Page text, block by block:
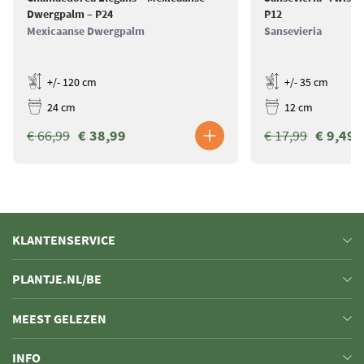
Dwergpalm – P24
Mexicaanse Dwergpalm
+/- 120 cm
24 cm
€ 38,99
€ 66,99
P12
Sansevieria
+/- 35 cm
12 cm
€ 9,49
€ 17,99
KLANTENSERVICE
PLANTJE.NL/BE
MEEST GELEZEN
INFO